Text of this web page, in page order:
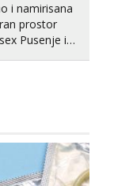
i namirisana
prostor